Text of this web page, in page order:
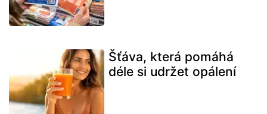
Šťáva, která pomáhá
déle si udržet opálení